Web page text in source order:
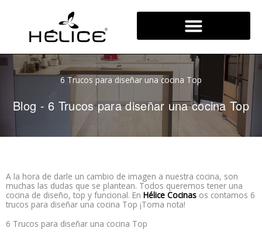
6 Trucos para diseñar una cocina Top
Blog - 6 Trucos para diseñar una cocina Top
A la hora de darle un cambio de imagen a nuestra cocina, son
muchas las dudas que se plantean. Todos queremos tener una
cocina de diseño, top y funcional. En Hélice Cocinas os contamos 6
trucos para diseñar una cocina Top ¡Toma nota!
6 Trucos para diseñar una cocina Top